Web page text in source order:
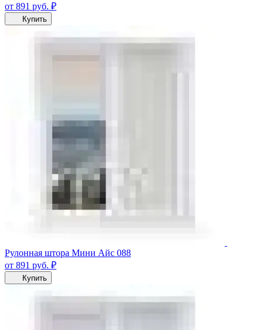
от 891 руб. ₽
Купить
Рулонная штора Мини Айс 088
от 891 руб. ₽
Купить